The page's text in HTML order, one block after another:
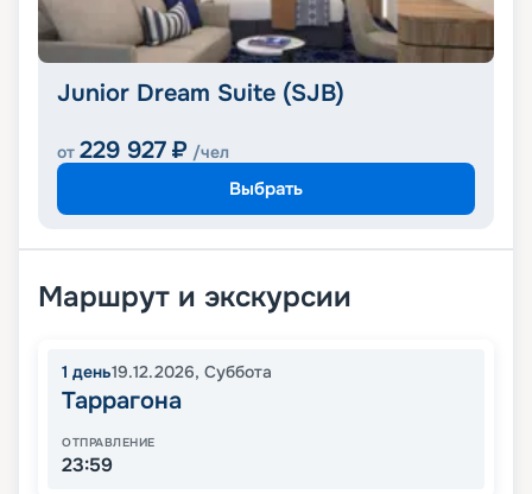
Junior Dream Suite (SJB)
от 229 927 ₽ /чел
Выбрать
Маршрут и экскурсии
1 день19.12.2026, Суббота
Таррагона
ОТПРАВЛЕНИЕ
23:59